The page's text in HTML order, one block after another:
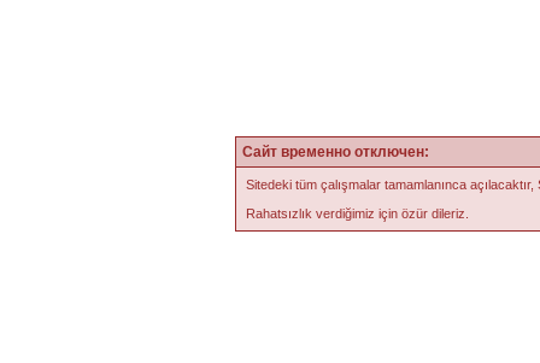
Сайт временно отключен:
Sitedeki tüm çalışmalar tamamlanınca
Rahatsızlık verdiğimiz için özür dileriz.